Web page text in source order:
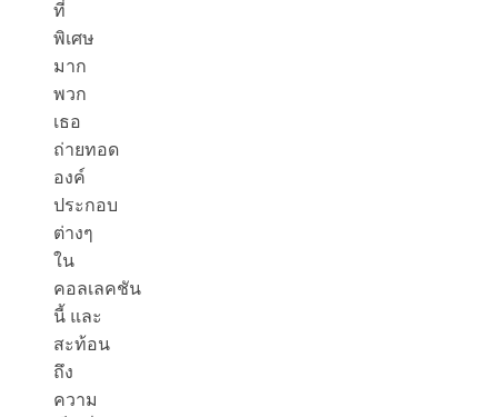
ที่
พิเศษ
มาก
พวก
เธอ
ถ่ายทอด
องค์
ประกอบ
ต่างๆ
ใน
คอลเลคชัน
นี้ และ
สะท้อน
ถึง
ความ